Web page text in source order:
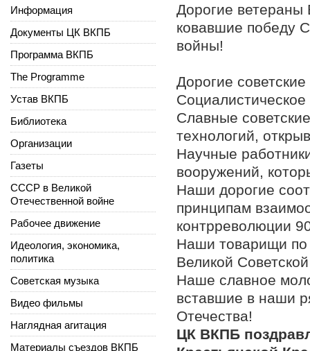
Дорогие ветераны
ковавшие победу
войны!
Дорогие
Славные
технологий,
Научные
вооружений,
Наши дорогие
принципам
контрреволюции
Наши товарищи по
Великой
Наше славное
вставшие в наши
Отечества!
ЦК ВКПБ
Информация
Документы ЦК ВКПБ
Программа ВКПБ
The Programme
Устав ВКПБ
Библиотека
Организации
Газеты
СССР в Великой
Отечественной войне
Рабочее движение
Идеология, экономика,
политика
Советская музыка
Видео фильмы
Наглядная агитация
Материалы съездов ВКПБ